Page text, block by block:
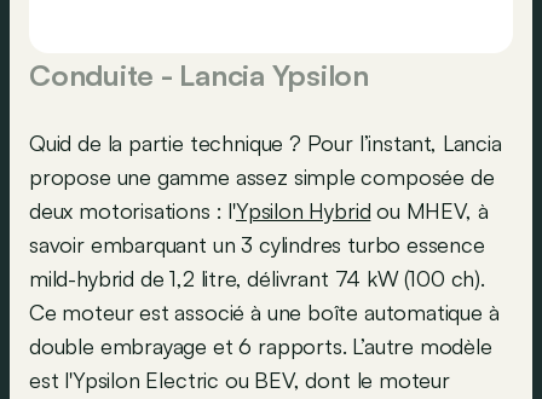
Conduite - Lancia Ypsilon
Quid de la partie technique ? Pour l’instant, Lancia
propose une gamme assez simple composée de
deux motorisations : l'Ypsilon Hybrid ou MHEV, à
savoir embarquant un 3 cylindres turbo essence
mild-hybrid de 1,2 litre, délivrant 74 kW (100 ch).
Ce moteur est associé à une boîte automatique à
double embrayage et 6 rapports. L’autre modèle
est l'Ypsilon Electric ou BEV, dont le moteur